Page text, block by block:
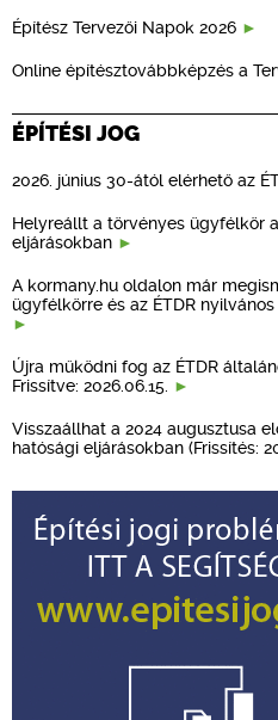
Építész Tervezői Napok 2026
Online építésztovábbképzés a
ÉPÍTÉSI JOG
2026. június 30-ától elérhető az
Helyreállt a törvényes ügyfélkör
eljárásokban
A kormany.hu oldalon már
ügyfélkörre és az ÉTDR
Újra működni fog az ÉTDR
Frissítve: 2026.06.15.
Visszaállhat a 2024 augusztusa
hatósági eljárásokban (Frissítés: